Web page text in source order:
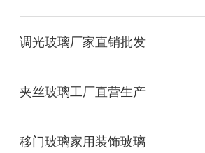
调光玻璃厂家直销批发
夹丝玻璃工厂直营生产
移门玻璃家用装饰玻璃